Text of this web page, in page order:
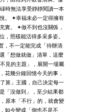
時無法享受靜靜閱讀一本
。 ✦幸福未必一定得擁有
實。 ✦做不到也沒關係，
，照樣能活得多采多姿。
，不一定能完成「待辦清
「想做就做」清單，這麼
見的主題」，展開一場屬
花幾分鐘回憶今天的事，
算」王國，自己決定每一
「沒做到」，至少結果都
原本「不行」的，就會變
如今變成「倒也不是不